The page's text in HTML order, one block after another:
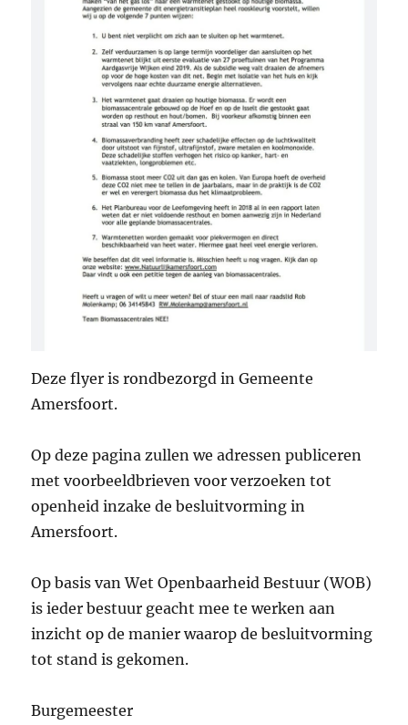
Deze flyer is rondbezorgd in Gemeente
Amersfoort.
Op deze pagina zullen we adressen publiceren
met voorbeeldbrieven voor verzoeken tot
openheid inzake de besluitvorming in
Amersfoort.
Op basis van Wet Openbaarheid Bestuur (WOB)
is ieder bestuur geacht mee te werken aan
inzicht op de manier waarop de besluitvorming
tot stand is gekomen.
Burgemeester